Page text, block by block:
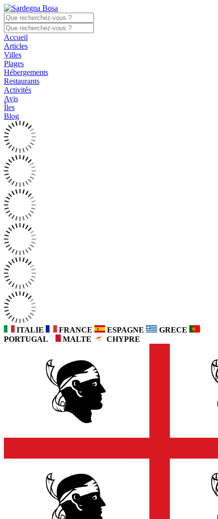
Accueil
Articles
Villes
Plages
Hébergements
Restaurants
Activités
Avis
Îles
Blog
ITALIE FRANCE ESPAGNE
GRECE
PORTUGAL
MALTE CHYPRE